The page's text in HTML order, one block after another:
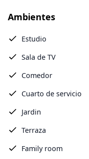
Ambientes
Estudio
Sala de TV
Comedor
Cuarto de servicio
Jardin
Terraza
Family room